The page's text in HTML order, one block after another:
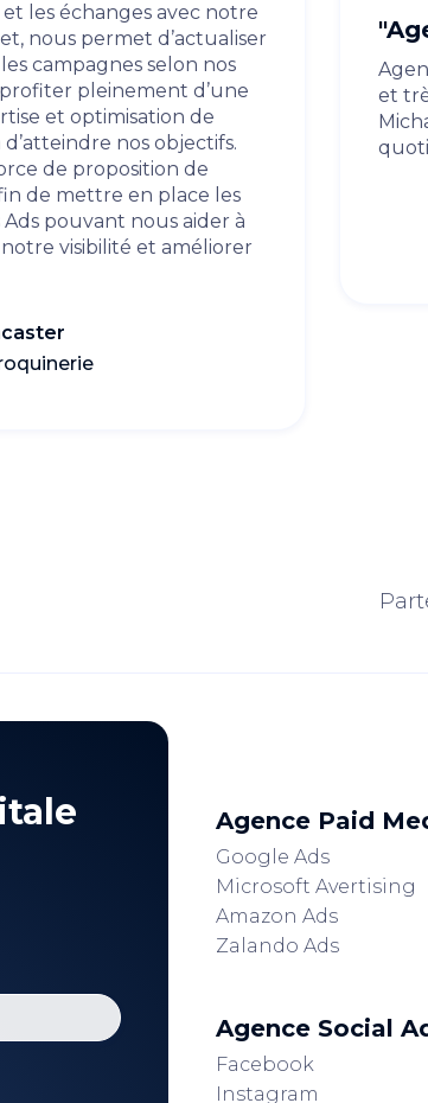
les échanges avec notre
nous permet d’actualiser
campagnes selon nos
pleinement d’une
et optimisation de
nos objectifs.
de proposition de
de mettre en place les
pouvant nous aider à
visibilité et améliorer
et
Agence Paid
Google Ads
Microsoft Avertising
Amazon Ads
Zalando Ads
Agence Social
Facebook
Instagram